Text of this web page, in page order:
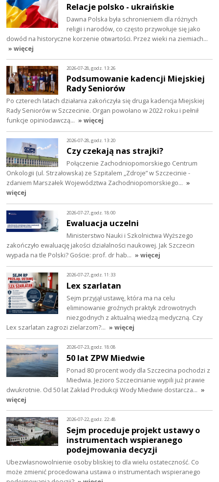
Relacje polsko - ukraińskie
Dawna Polska była schronieniem dla różnych
religii i narodów, co często przywołuje się jako
dowód na historyczne korzenie otwartości. Przez wieki na ziemiach…
» więcej
2026-07-28, godz. 13:26
Podsumowanie kadencji Miejskiej
Rady Seniorów
Po czterech latach działania zakończyła się druga kadencja Miejskiej
Rady Seniorów w Szczecinie. Organ powołano w 2022 roku i pełnił
funkcje opiniodawczą… » więcej
2026-07-28, godz. 13:20
Czy czekają nas strajki?
Połączenie Zachodniopomorskiego Centrum
Onkologii (ul. Strzałowska) ze Szpitalem „Zdroje” w Szczecinie -
zdaniem Marszałek Województwa Zachodniopomorskiego… »
więcej
2026-07-27, godz. 18:00
Ewaluacja uczelni
Ministerstwo Nauki i Szkolnictwa Wyższego
zakończyło ewaluację jakości działalności naukowej. Jak Szczecin
wypada na tle Polski? Goście: prof. dr hab… » więcej
2026-07-27, godz. 11:33
Lex szarlatan
Sejm przyjął ustawę, która ma na celu
eliminowanie groźnych praktyk zdrowotnych
niezgodnych z aktualną wiedzą medyczną. Czy
Lex szarlatan zagrozi zielarzom?… » więcej
2026-07-23, godz. 18:08
50 lat ZPW Miedwie
Ponad 80 procent wody dla Szczecina pochodzi z
Miedwia. Jezioro Szczecinianie wypili już prawie
dwukrotnie. Od 50 lat Zakład Produkcji Wody Miedwie dostarcza… »
więcej
2026-07-22, godz. 22:48
Sejm proceduje projekt ustawy o
instrumentach wspieranego
podejmowania decyzji
Ubezwłasnowolnienie osoby bliskiej to dla wielu ostateczność. Co
może zmienić procedowana ustawa o instrumentach wspieranego